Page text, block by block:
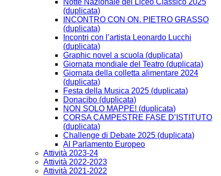
Notte Nazionale del Liceo Classico 2025
(duplicata)
INCONTRO CON ON. PIETRO GRASSO
(duplicata)
Incontri con l’artista Leonardo Lucchi
(duplicata)
Graphic novel a scuola (duplicata)
Giornata mondiale del Teatro (duplicata)
Giornata della colletta alimentare 2024
(duplicata)
Festa della Musica 2025 (duplicata)
Donacibo (duplicata)
NON SOLO MAPPE! (duplicata)
CORSA CAMPESTRE FASE D’ISTITUTO
(duplicata)
Challenge di Debate 2025 (duplicata)
Al Parlamento Europeo
Attività 2023-24
Attività 2022-2023
Attività 2021-2022